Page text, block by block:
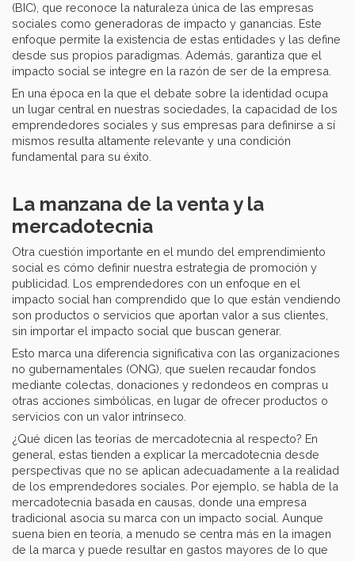
(BIC), que reconoce la naturaleza única de las empresas
sociales como generadoras de impacto y ganancias. Este
enfoque permite la existencia de estas entidades y las define
desde sus propios paradigmas. Además, garantiza que el
impacto social se integre en la razón de ser de la empresa.
En una época en la que el debate sobre la identidad ocupa
un lugar central en nuestras sociedades, la capacidad de los
emprendedores sociales y sus empresas para definirse a sí
mismos resulta altamente relevante y una condición
fundamental para su éxito.
La manzana de la venta y la
mercadotecnia
Otra cuestión importante en el mundo del emprendimiento
social es cómo definir nuestra estrategia de promoción y
publicidad. Los emprendedores con un enfoque en el
impacto social han comprendido que lo que están vendiendo
son productos o servicios que aportan valor a sus clientes,
sin importar el impacto social que buscan generar.
Esto marca una diferencia significativa con las organizaciones
no gubernamentales (ONG), que suelen recaudar fondos
mediante colectas, donaciones y redondeos en compras u
otras acciones simbólicas, en lugar de ofrecer productos o
servicios con un valor intrínseco.
¿Qué dicen las teorías de mercadotecnia al respecto? En
general, estas tienden a explicar la mercadotecnia desde
perspectivas que no se aplican adecuadamente a la realidad
de los emprendedores sociales. Por ejemplo, se habla de la
mercadotecnia basada en causas, donde una empresa
tradicional asocia su marca con un impacto social. Aunque
suena bien en teoría, a menudo se centra más en la imagen
de la marca y puede resultar en gastos mayores de lo que